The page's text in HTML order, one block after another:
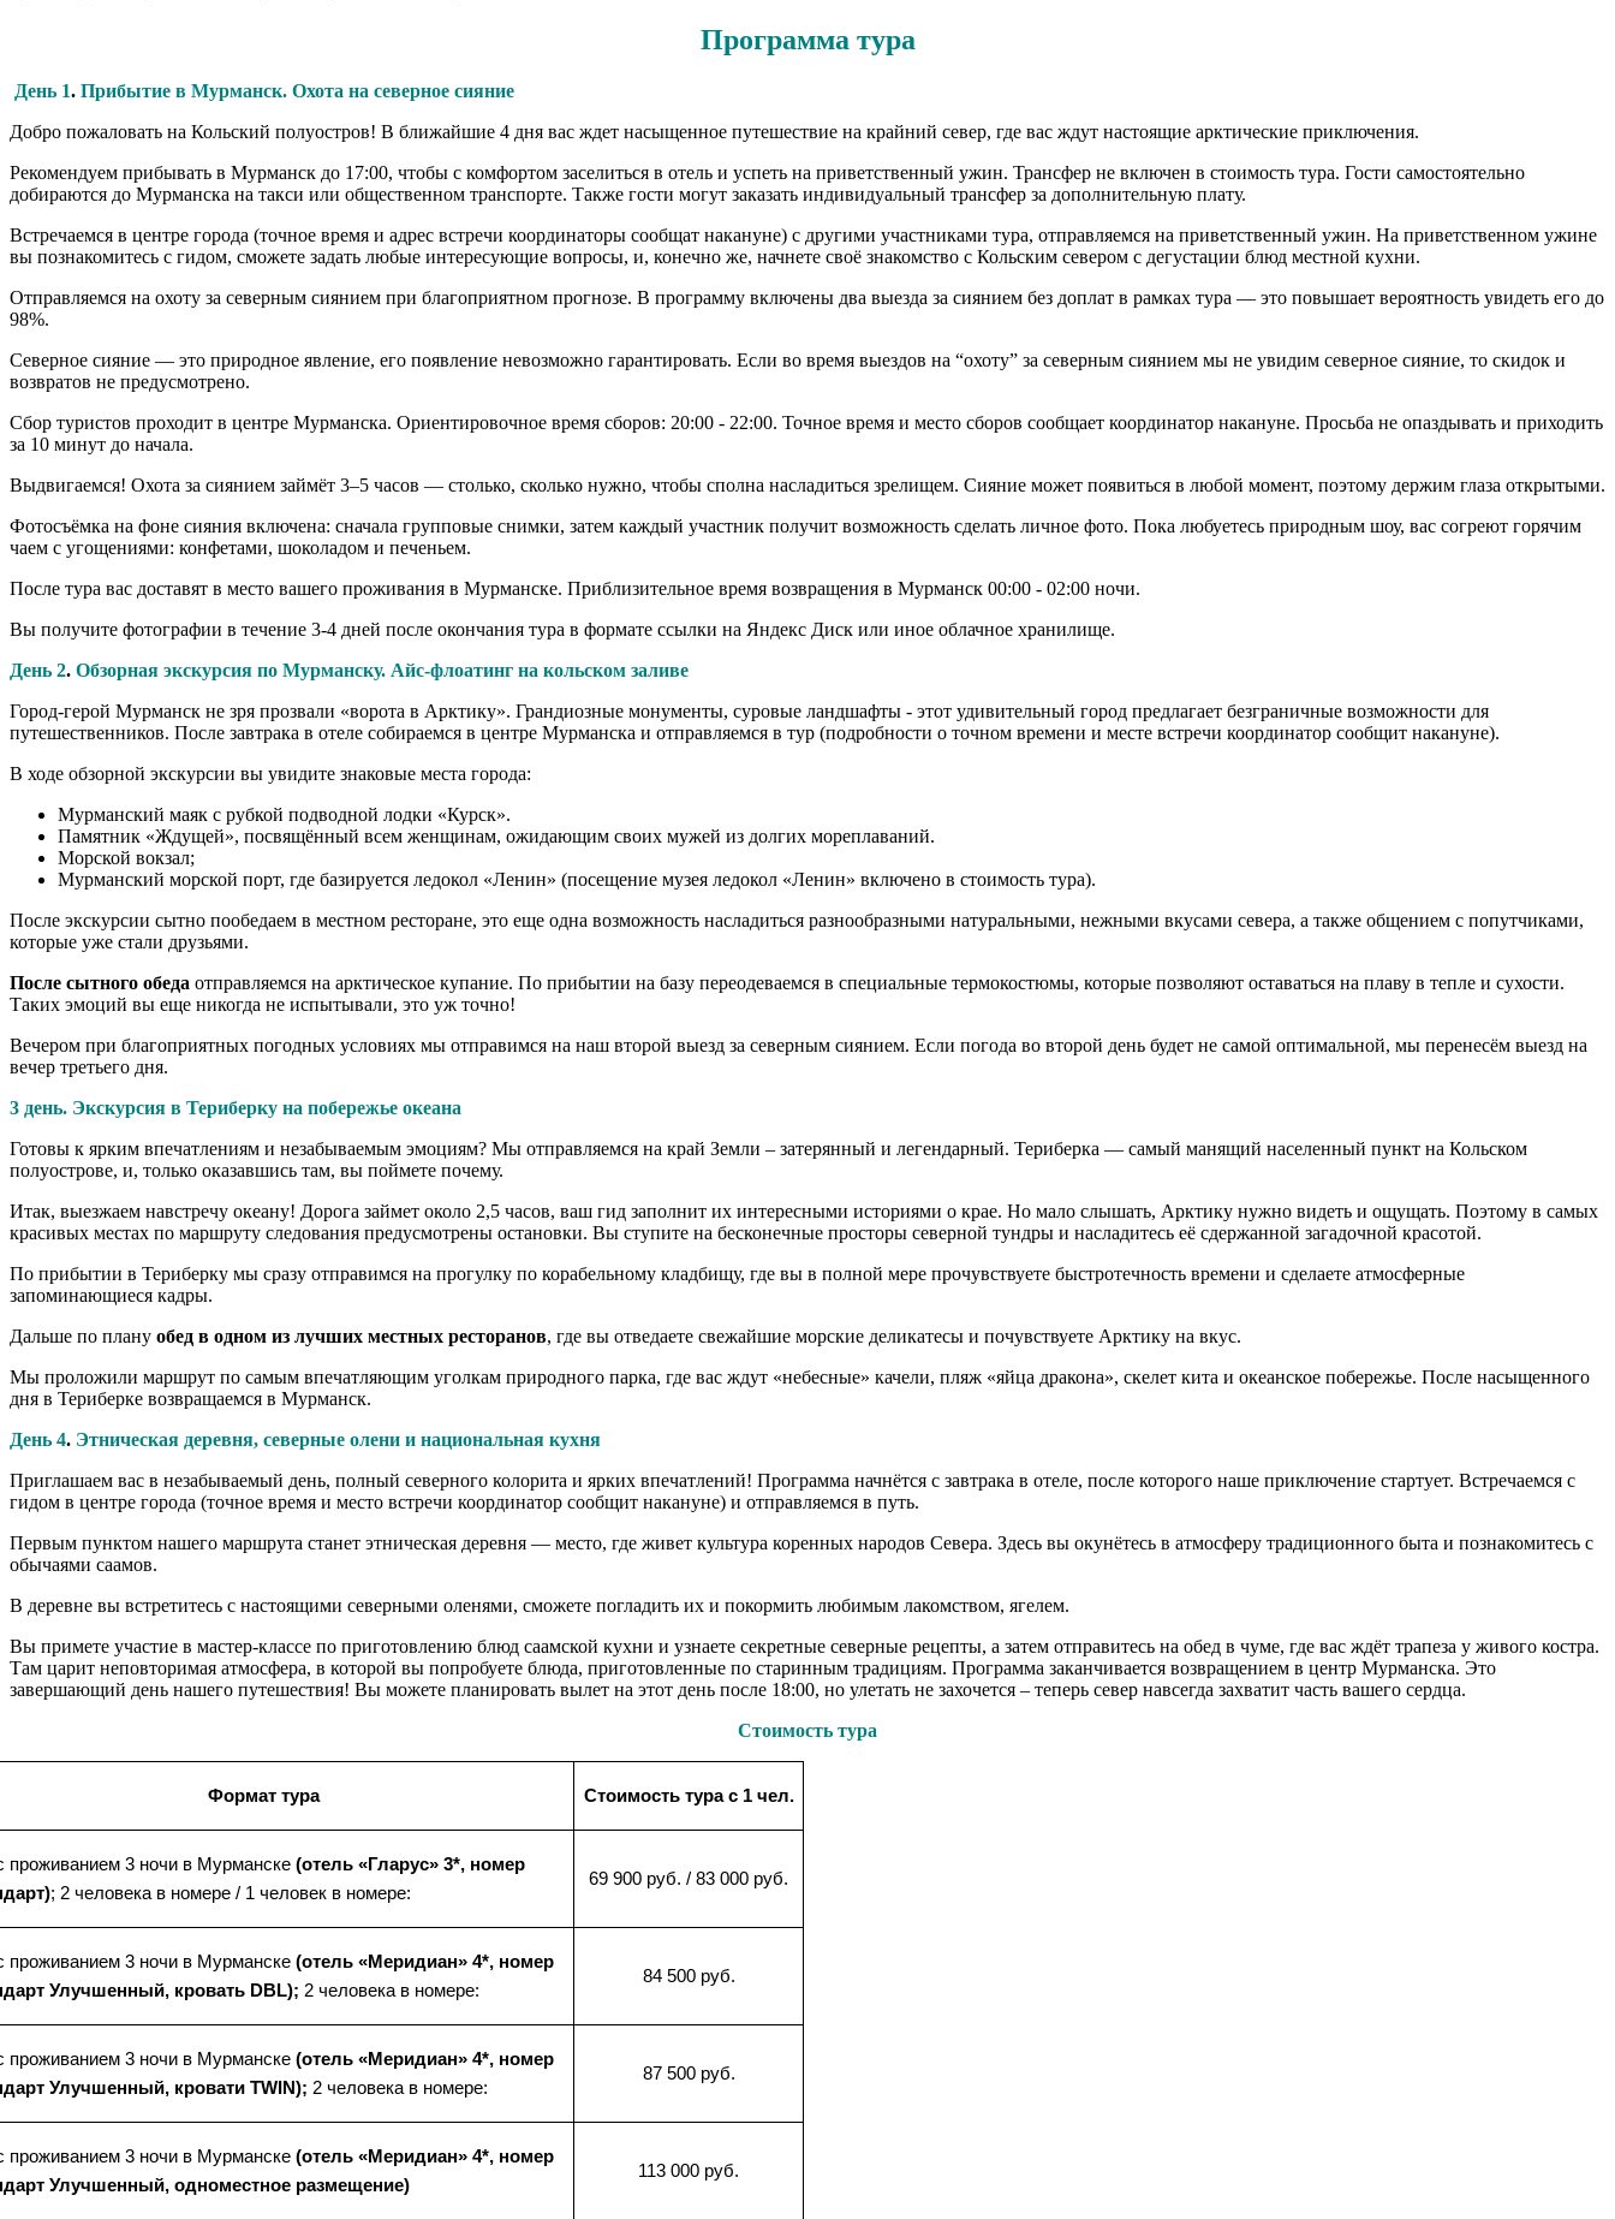
Программа тура
День 1. Прибытие в Мурманск. Охота на северное сияние
Добро пожаловать на Кольский полуостров! В ближайшие 4 дня вас ждет насыщенное путешествие на крайний север, где вас ждут настоящие арктические приключения.
Рекомендуем прибывать в Мурманск до 17:00, чтобы с комфортом заселиться в отель и успеть на приветственный ужин. Трансфер не включен в стоимость тура. Гости самостоятельно
добираются до Мурманска на такси или общественном транспорте. Также гости могут заказать индивидуальный трансфер за дополнительную плату.
Встречаемся в центре города (точное время и адрес встречи координаторы сообщат накануне) с другими участниками тура, отправляемся на приветственный ужин. На приветственном ужине
вы познакомитесь с гидом, сможете задать любые интересующие вопросы, и, конечно же, начнете своё знакомство с Кольским севером с дегустации блюд местной кухни.
Отправляемся на охоту за северным сиянием при благоприятном прогнозе. В программу включены два выезда за сиянием без доплат в рамках тура — это повышает вероятность увидеть его до
98%.
Северное сияние — это природное явление, его появление невозможно гарантировать. Если во время выездов на “охоту” за северным сиянием мы не увидим северное сияние, то скидок и
возвратов не предусмотрено.
Сбор туристов проходит в центре Мурманска. Ориентировочное время сборов: 20:00 - 22:00. Точное время и место сборов сообщает координатор накануне. Просьба не опаздывать и приходить
за 10 минут до начала.
Выдвигаемся! Охота за сиянием займёт 3–5 часов — столько, сколько нужно, чтобы сполна насладиться зрелищем. Сияние может появиться в любой момент, поэтому держим глаза открытыми.
Фотосъёмка на фоне сияния включена: сначала групповые снимки, затем каждый участник получит возможность сделать личное фото. Пока любуетесь природным шоу, вас согреют горячим
чаем с угощениями: конфетами, шоколадом и печеньем.
После тура вас доставят в место вашего проживания в Мурманске. Приблизительное время возвращения в Мурманск 00:00 - 02:00 ночи.
Вы получите фотографии в течение 3-4 дней после окончания тура в формате ссылки на Яндекс Диск или иное облачное хранилище.
День 2. Обзорная экскурсия по Мурманску. Айс-флоатинг на кольском заливе
Город-герой Мурманск не зря прозвали «ворота в Арктику». Грандиозные монументы, суровые ландшафты - этот удивительный город предлагает безграничные возможности для
путешественников. После завтрака в отеле собираемся в центре Мурманска и отправляемся в тур (подробности о точном времени и месте встречи координатор сообщит накануне).
В ходе обзорной экскурсии вы увидите знаковые места города:
Мурманский маяк с рубкой подводной лодки «Курск».
Памятник «Ждущей», посвящённый всем женщинам, ожидающим своих мужей из долгих мореплаваний.
Морской вокзал;
Мурманский морской порт, где базируется ледокол «Ленин» (посещение музея ледокол «Ленин» включено в стоимость тура).
После экскурсии сытно пообедаем в местном ресторане, это еще одна возможность насладиться разнообразными натуральными, нежными вкусами севера, а также общением с попутчиками,
которые уже стали друзьями.
После сытного обеда отправляемся на арктическое купание. По прибытии на базу переодеваемся в специальные термокостюмы, которые позволяют оставаться на плаву в тепле и сухости.
Таких эмоций вы еще никогда не испытывали, это уж точно!
Вечером при благоприятных погодных условиях мы отправимся на наш второй выезд за северным сиянием. Если погода во второй день будет не самой оптимальной, мы перенесём выезд на
вечер третьего дня.
3 день. Экскурсия в Териберку на побережье океана
Готовы к ярким впечатлениям и незабываемым эмоциям? Мы отправляемся на край Земли – затерянный и легендарный. Териберка — самый манящий населенный пункт на Кольском
полуострове, и, только оказавшись там, вы поймете почему.
Итак, выезжаем навстречу океану! Дорога займет около 2,5 часов, ваш гид заполнит их интересными историями о крае. Но мало слышать, Арктику нужно видеть и ощущать. Поэтому в самых
красивых местах по маршруту следования предусмотрены остановки. Вы ступите на бесконечные просторы северной тундры и насладитесь её сдержанной загадочной красотой.
По прибытии в Териберку мы сразу отправимся на прогулку по корабельному кладбищу, где вы в полной мере прочувствуете быстротечность времени и сделаете атмосферные
запоминающиеся кадры.
Дальше по плану обед в одном из лучших местных ресторанов, где вы отведаете свежайшие морские деликатесы и почувствуете Арктику на вкус.
Мы проложили маршрут по самым впечатляющим уголкам природного парка, где вас ждут «небесные» качели, пляж «яйца дракона», скелет кита и океанское побережье. После насыщенного
дня в Териберке возвращаемся в Мурманск.
День 4. Этническая деревня, северные олени и национальная кухня
Приглашаем вас в незабываемый день, полный северного колорита и ярких впечатлений! Программа начнётся с завтрака в отеле, после которого наше приключение стартует. Встречаемся с
гидом в центре города (точное время и место встречи координатор сообщит накануне) и отправляемся в путь.
Первым пунктом нашего маршрута станет этническая деревня — место, где живет культура коренных народов Севера. Здесь вы окунётесь в атмосферу традиционного быта и познакомитесь с
обычаями саамов.
В деревне вы встретитесь с настоящими северными оленями, сможете погладить их и покормить любимым лакомством, ягелем.
Вы примете участие в мастер‑классе по приготовлению блюд саамской кухни и узнаете секретные северные рецепты, а затем отправитесь на обед в чуме, где вас ждёт трапеза у живого костра.
Там царит неповторимая атмосфера, в которой вы попробуете блюда, приготовленные по старинным традициям. Программа заканчивается возвращением в центр Мурманска. Это
завершающий день нашего путешествия! Вы можете планировать вылет на этот день после 18:00, но улетать не захочется – теперь север навсегда захватит часть вашего сердца.
Стоимость тура
Формат тура Стоимость тура с 1 чел.
проживанием 3 ночи в Мурманске(отель «Гларус» 3*, номер
; 2 человека в номере / 1 человек в номере:
69 900 руб. / 83 000 руб.
проживанием 3 ночи в Мурманске(отель «Меридиан» 4*, номер
Улучшенный, кровать DBL); 2 человека в номере:
84 500 руб.
проживанием 3 ночи в Мурманске(отель «Меридиан» 4*, номер
Улучшенный, кровати TWIN); 2 человека в номере:
87 500 руб.
проживанием 3 ночи в Мурманске(отель «Меридиан» 4*, номер
Улучшенный, одноместное размещение)
113 000 руб.